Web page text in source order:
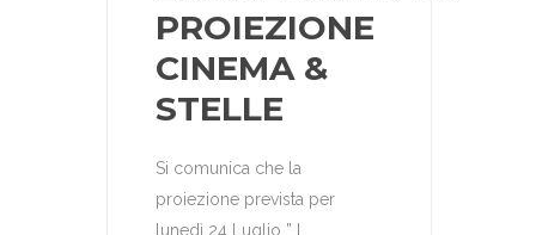
PROIEZIONE
CINEMA &
STELLE
Si comunica che la
proiezione prevista per
lunedì 24 Luglio ” I